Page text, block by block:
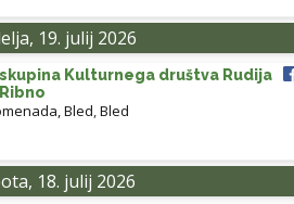
19. julij 2026
Kulturnega društva Rudija
Bled,Bled
18. julij 2026